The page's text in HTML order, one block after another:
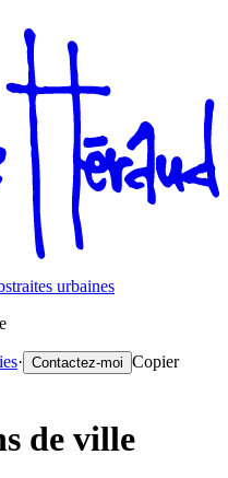
urbaines
· Contactez-moi Copier
de ville